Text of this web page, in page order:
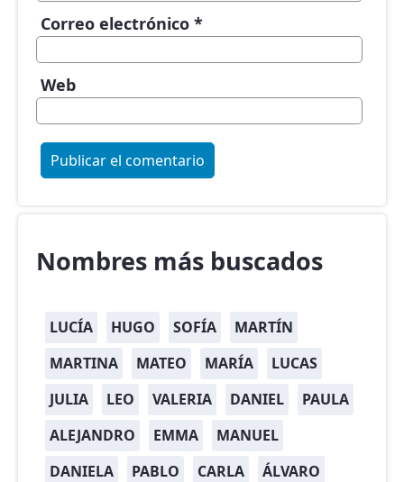
Correo electrónico *
Web
Nombres más buscados
LUCÍA HUGO SOFÍA
MARTÍN
MARTINA
MATEO MARÍA
LUCAS
JULIA
LEO VALERIA DANIEL
PAULA
ALEJANDRO
EMMA
MANUEL
DANIELA
PABLO CARLA ÁLVARO